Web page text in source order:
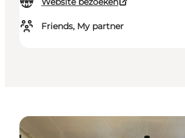
Friends, My partner